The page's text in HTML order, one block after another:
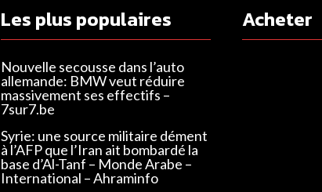
Les plus populaires
Nouvelle secousse dans l’auto
allemande: BMW veut réduire
massivement ses effectifs –
7sur7.be
Syrie: une source militaire dément
à l’AFP que l’Iran ait bombardé la
base d’Al-Tanf – Monde Arabe –
International – Ahraminfo
Acheter